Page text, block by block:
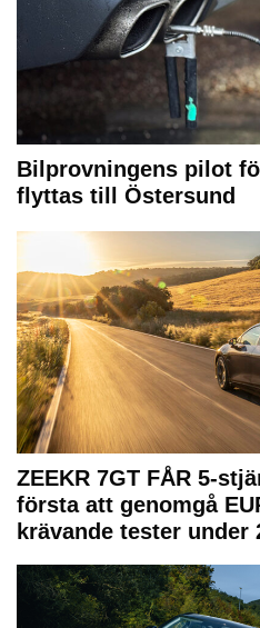
Bilprovningens pilot
flyttas till Östersund
ZEEKR 7GT FÅR 5-
första att genomgå
krävande tester under